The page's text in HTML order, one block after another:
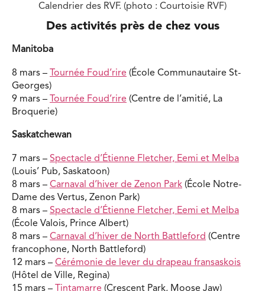
Calendrier des RVF. (photo : Courtoisie RVF)
Des activités près de chez vous
Manitoba
8 mars – Tournée Foud’rire (École Communautaire St-
Georges)
9 mars – Tournée Foud’rire (Centre de l’amitié, La
Broquerie)
Saskatchewan
7 mars – Spectacle d’Étienne Fletcher, Eemi et Melba
(Louis’ Pub, Saskatoon)
8 mars – Carnaval d’hiver de Zenon Park (École Notre-
Dame des Vertus, Zenon Park)
8 mars – Spectacle d’Étienne Fletcher, Eemi et Melba
(École Valois, Prince Albert)
8 mars – Carnaval d’hiver de North Battleford (Centre
francophone, North Battleford)
12 mars – Cérémonie de lever du drapeau fransaskois
(Hôtel de Ville, Regina)
15 mars –
Tintamarre (Crescent Park, Moose Jaw)